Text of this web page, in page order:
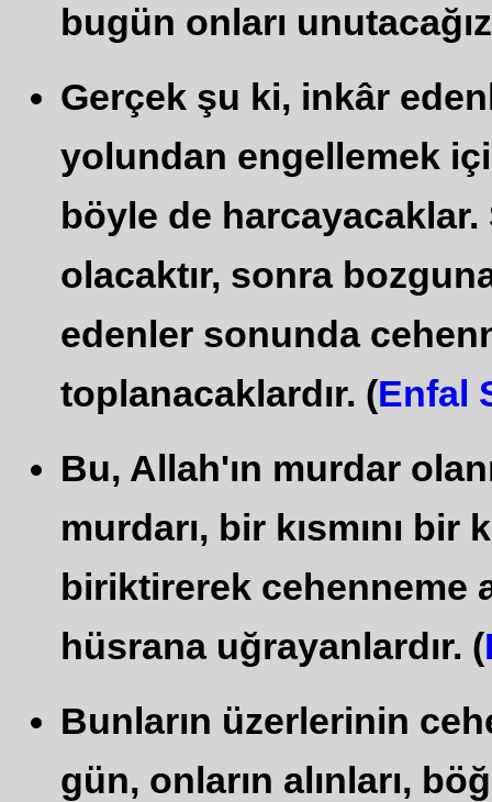
bugün onları
Gerçek şu ki, inkâr
yolundan engellemek
böyle de harcayacaklar.
olacaktır, sonra
edenler sonunda
toplanacaklardır. (Enfal
Bu, Allah'ın murdar
murdarı, bir kısmını bir
biriktirerek cehenneme
hüsrana uğrayanlardır. (
Bunların üzerlerinin
gün, onların alınları,